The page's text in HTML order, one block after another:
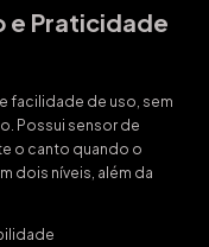
e Praticidade
facilidade de uso, sem
Possui sensor de
o canto quando o
dois níveis, além da